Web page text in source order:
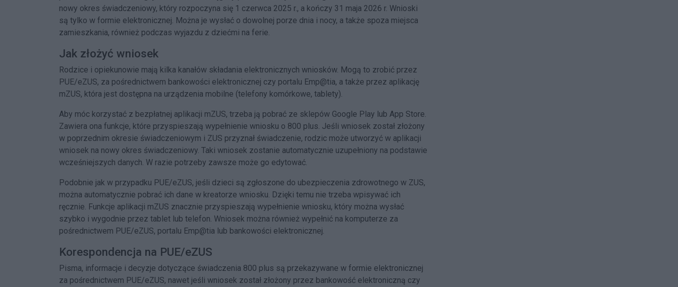
nowy okres świadczeniowy, który rozpoczyna się 1 czerwca 2025 r., a kończy 31 maja 2026 r. Wnioski
są tylko w formie elektronicznej. Można je wysłać o dowolnej porze dnia i nocy, a także spoza miejsca
zamieszkania, również podczas wyjazdu z dziećmi na ferie.
Jak złożyć wniosek
Rodzice i opiekunowie mają kilka kanałów składania elektronicznych wniosków. Mogą to zrobić przez
PUE/eZUS, za pośrednictwem bankowości elektronicznej czy portalu Emp@tia, a także przez aplikację
mZUS, która jest dostępna na urządzenia mobilne (telefony komórkowe, tablety).
Aby móc korzystać z bezpłatnej aplikacji mZUS, trzeba ją pobrać ze sklepów Google Play lub App Store.
Zawiera ona funkcje, które przyspieszają wypełnienie wniosku o 800 plus. Jeśli wniosek został złożony
w poprzednim okresie świadczeniowym i ZUS przyznał świadczenie, rodzic może utworzyć w aplikacji
wniosek na nowy okres świadczeniowy. Taki wniosek zostanie automatycznie uzupełniony na podstawie
wcześniejszych danych. W razie potrzeby zawsze może go edytować.
Podobnie jak w przypadku PUE/eZUS, jeśli dzieci są zgłoszone do ubezpieczenia zdrowotnego w ZUS,
można automatycznie pobrać ich dane w kreatorze wniosku. Dzięki temu nie trzeba wpisywać ich
ręcznie. Funkcje aplikacji mZUS znacznie przyspieszają wypełnienie wniosku, który można wysłać
szybko i wygodnie przez tablet lub telefon. Wniosek można również wypełnić na komputerze za
pośrednictwem PUE/eZUS, portalu Emp@tia lub bankowości elektronicznej.
Korespondencja na PUE/eZUS
Pisma, informacje i decyzje dotyczące świadczenia 800 plus są przekazywane w formie elektronicznej
za pośrednictwem PUE/eZUS, nawet jeśli wniosek został złożony przez bankowość elektroniczną czy